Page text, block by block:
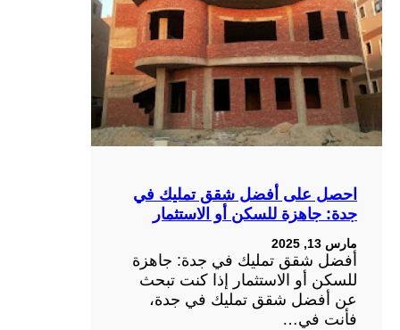
احصل على أفضل شقق تمليك في
جدة: جاهزة للسكن أو الاستثمار
مارس 13, 2025
أفضل شقق تمليك في جدة: جاهزة
للسكن أو الاستثمار إذا كنت تبحث
عن أفضل شقق تمليك في جدة،
فأنت في…